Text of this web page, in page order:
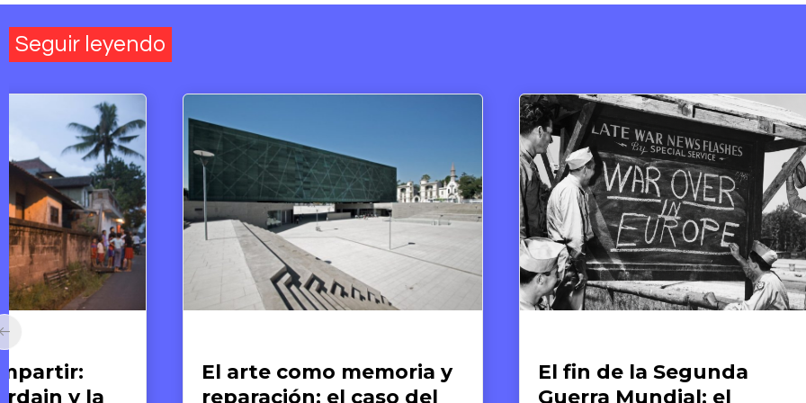
Seguir leyendo
El arte como memoria y
reparación: el caso del
El fin de la Segunda
Guerra Mundial: el
y